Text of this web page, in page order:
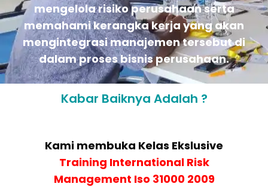
mengelola risiko perusahaan serta
memahami kerangka kerja yang akan
mengintegrasi manajemen tersebut di
dalam proses bisnis perusahaan.
Kabar Baiknya Adalah ?
Kami membuka Kelas Ekslusive
Training International Risk
Management Iso 31000 2009